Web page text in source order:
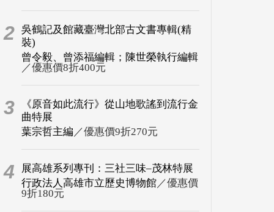
2 吳鶴記及館藏臺灣北部古文書專輯(精
裝)
曾令毅、曾添福編輯；陳世榮執行編輯
／優惠價8折400元
3
《原音如此流行》從山地歌謠到流行金
曲特展
葉宗哲主編 ／優惠價9折270元
4
展高雄系列專刊：三社三味–茂林特展
行政法人高雄市立歷史博物館／優惠價
9折180元